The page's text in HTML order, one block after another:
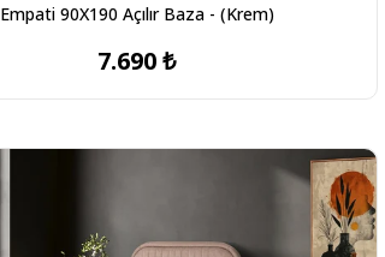
Empati 90X190 Açılır Baza - (Krem)
7.690 ₺